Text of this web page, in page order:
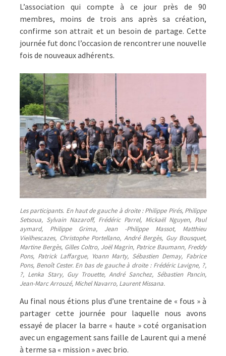
L’association qui compte à ce jour près de 90
membres, moins de trois ans après sa création,
confirme son attrait et un besoin de partage. Cette
journée fut donc l’occasion de rencontrer une nouvelle
fois de nouveaux adhérents.
Les participants. En haut de gauche à droite : Philippe Pirés, Philippe
Setsoua, Sylvain Nazaroff, Frédéric Parrel, Mickaël Nguyen, Paul
aymard, Philippe Grima, Jean -Philippe Massot, Matthieu
Vieilhescazes, Christophe Portellano, André Bergès, Guy Bousquet,
Martine Bergès, Gilles Coltro, Joël Magrin, Patrice Baumann, Freddy
Pons, Patrick Laffargue, Yoann Marty, Sébastien Demay, Fabrice
Pons, Benoît Cester. En bas de gauche à droite : Frédéric Lavigne, ?,
?, Lenka Stary, Guy Trouette, André Sanchez, Sébastien Pancin,
Jean-Marc Arrouzé, Michel Navarro, Laurent Missana.
Au final nous étions plus d’une trentaine de « fous » à
partager cette journée pour laquelle nous avons
essayé de placer la barre « haute » coté organisation
avec un engagement sans faille de Laurent qui a mené
à terme sa « mission » avec brio.